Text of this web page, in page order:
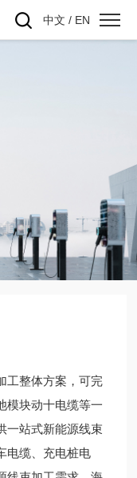
中文 / EN
工整体方案，可完
模块动十电缆等一
一站式新能源线束
电缆、充电桩电